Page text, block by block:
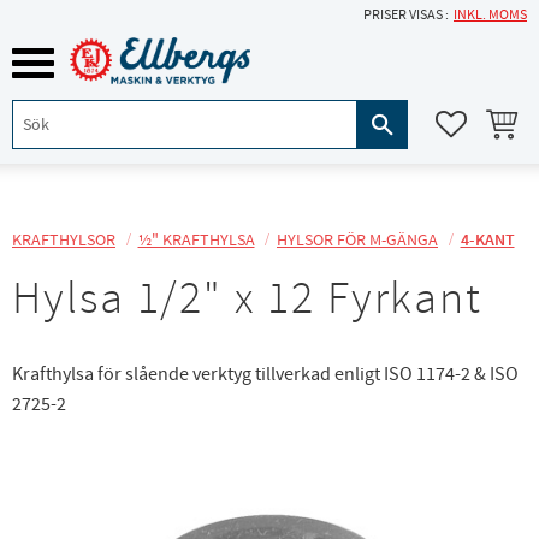
Meny
PRISER VISAS INKL. MOMS
KRAFTHYLSOR ½" KRAFTHYLSA HYLSOR FÖR M-GÄNGA 4-KANT
Hylsa 1/2" x 12 Fyrkant
Krafthylsa för slående verktyg tillverkad enligt ISO 1174-2 & ISO
2725-2